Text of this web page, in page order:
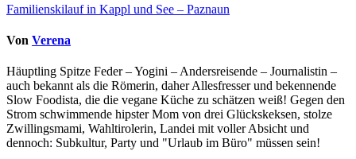
Familienskilauf in Kappl und See – Paznaun
Von Verena
Häuptling Spitze Feder – Yogini – Andersreisende – Journalistin –
auch bekannt als die Römerin, daher Allesfresser und bekennende
Slow Foodista, die die vegane Küche zu schätzen weiß! Gegen den
Strom schwimmende hipster Mom von drei Glückskeksen, stolze
Zwillingsmami, Wahltirolerin, Landei mit voller Absicht und
dennoch: Subkultur, Party und "Urlaub im Büro" müssen sein!